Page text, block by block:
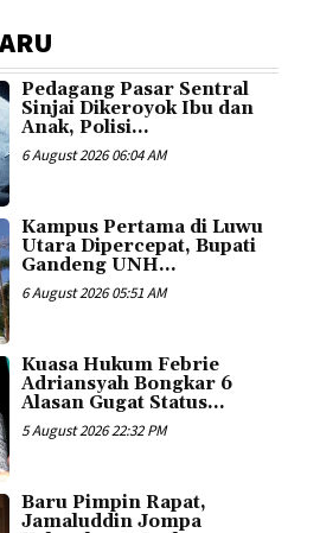
Pedagang Pasar Sentral
Sinjai Dikeroyok Ibu dan
Anak, Polisi...
6 August 2026 06:04 AM
Kampus Pertama di Luwu
Utara Dipercepat, Bupati
Gandeng UNH...
6 August 2026 05:51 AM
Kuasa Hukum Febrie
Adriansyah Bongkar 6
Alasan Gugat Status...
5 August 2026 22:32 PM
Baru Pimpin Rapat,
Jamaluddin Jompa